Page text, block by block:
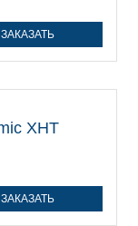
ЗАКАЗАТЬ
ЗАКАЗАТЬ